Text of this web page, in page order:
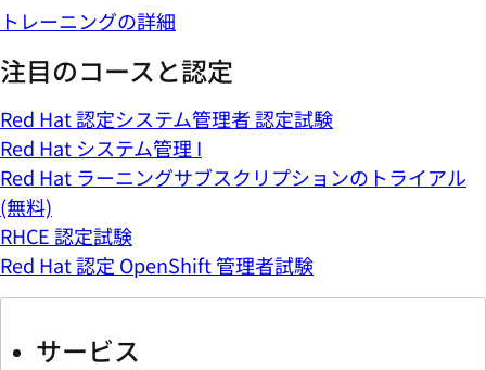
トレーニングの詳細
注目のコースと認定
Red Hat 認定システム管理者 認定試験
Red Hat システム管理 I
Red Hat ラーニングサブスクリプションのトライアル
(無料)
RHCE 認定試験
Red Hat 認定 OpenShift 管理者試験
サービス